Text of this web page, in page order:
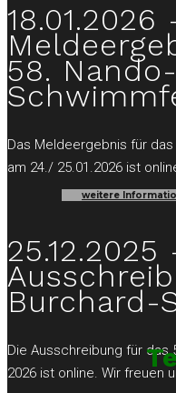
18.01.2026
58.
Das Meldeergebnis für
am 24./ 25.01.2026 ist
weitere
25.12.2025
Burchard-
Die Ausschreibung für das
2026 ist online. Wir freuen